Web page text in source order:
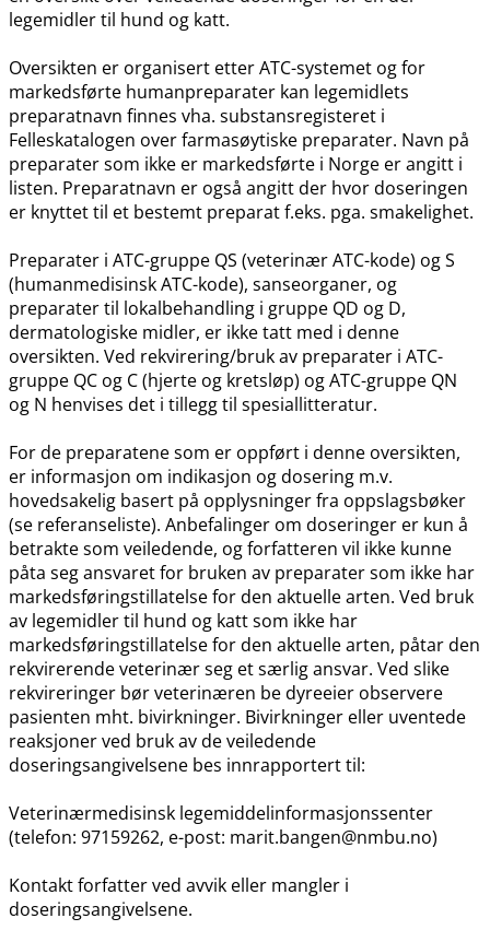
legemidler til hund og katt.
Oversikten er organisert etter ATC-systemet og for
markedsførte humanpreparater kan legemidlets
preparatnavn finnes vha. substansregisteret i
Felleskatalogen over farmasøytiske preparater. Navn på
preparater som ikke er markedsførte i Norge er angitt i
listen. Preparatnavn er også angitt der hvor doseringen
er knyttet til et bestemt preparat f.eks. pga. smakelighet.
Preparater i ATC-gruppe QS (veterinær ATC-kode) og S
(humanmedisinsk ATC-kode), sanseorganer, og
preparater til lokalbehandling i gruppe QD og D,
dermatologiske midler, er ikke tatt med i denne
oversikten. Ved rekvirering​/​bruk av preparater i ATC-
gruppe QC og C (hjerte og kretsløp) og ATC-gruppe QN
og N henvises det i tillegg til spesiallitteratur.
For de preparatene som er oppført i denne oversikten,
er informasjon om indikasjon og dosering m.v.
hovedsakelig basert på opplysninger fra oppslagsbøker
(se referanseliste). Anbefalinger om doseringer er kun å
betrakte som veiledende, og forfatteren vil ikke kunne
påta seg ansvaret for bruken av preparater som ikke har
markedsføringstillatelse for den aktuelle arten. Ved bruk
av legemidler til hund og katt som ikke har
markedsføringstillatelse for den aktuelle arten, påtar den
rekvirerende veterinær seg et særlig ansvar. Ved slike
rekvireringer bør veterinæren be dyreeier observere
pasienten mht. bivirkninger. Bivirkninger eller uventede
reaksjoner ved bruk av de veiledende
doseringsangivelsene bes innrapportert til:
Veterinærmedisinsk legemiddelinformasjonssenter
(telefon: 97159262, e-post: marit.bangen@nmbu.no)
Kontakt forfatter ved avvik eller mangler i
doseringsangivelsene.